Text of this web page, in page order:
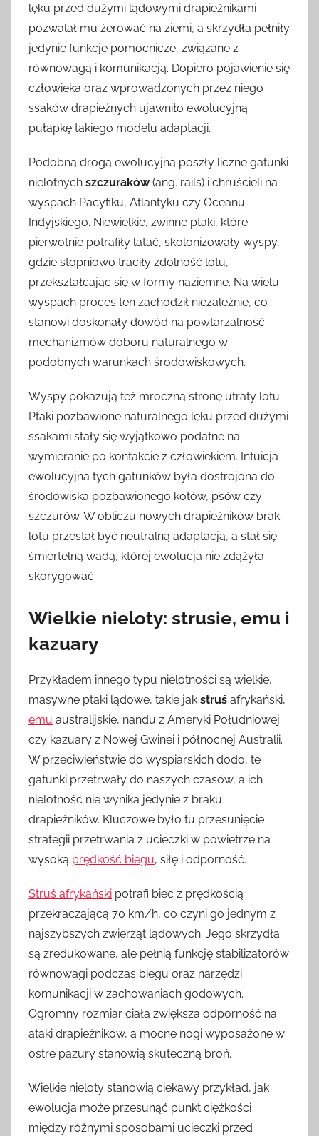
lęku przed dużymi lądowymi drapieżnikami
pozwalał mu żerować na ziemi, a skrzydła pełniły
jedynie funkcje pomocnicze, związane z
równowagą i komunikacją. Dopiero pojawienie się
człowieka oraz wprowadzonych przez niego
ssaków drapieżnych ujawniło ewolucyjną
pułapkę takiego modelu adaptacji.
Podobną drogą ewolucyjną poszły liczne gatunki
nielotnych szczuraków(ang. rails) i chruścieli na
wyspach Pacyfiku, Atlantyku czy Oceanu
Indyjskiego. Niewielkie, zwinne ptaki, które
pierwotnie potrafiły latać, skolonizowały wyspy,
gdzie stopniowo traciły zdolność lotu,
przekształcając się w formy naziemne. Na wielu
wyspach proces ten zachodził niezależnie, co
stanowi doskonały dowód na powtarzalność
mechanizmów doboru naturalnego w
podobnych warunkach środowiskowych.
Wyspy pokazują też mroczną stronę utraty lotu.
Ptaki pozbawione naturalnego lęku przed dużymi
ssakami stały się wyjątkowo podatne na
wymieranie po kontakcie z człowiekiem. Intuicja
ewolucyjna tych gatunków była dostrojona do
środowiska pozbawionego kotów, psów czy
szczurów. W obliczu nowych drapieżników brak
lotu przestał być neutralną adaptacją, a stał się
śmiertelną wadą, której ewolucja nie zdążyła
skorygować.
Wielkie nieloty: strusie, emu i
kazuary
Przykładem innego typu nielotności są wielkie,
masywne ptaki lądowe, takie jak struś afrykański,
emu australijskie, nandu z Ameryki Południowej
czy kazuary z Nowej Gwinei i północnej Australii.
W przeciwieństwie do wyspiarskich dodo, te
gatunki przetrwały do naszych czasów, a ich
nielotność nie wynika jedynie z braku
drapieżników. Kluczowe było tu przesunięcie
strategii przetrwania z ucieczki w powietrze na
wysoką prędkość biegu, siłę i odporność.
Struś afrykański potrafi biec z prędkością
przekraczającą 70 km/h, co czyni go jednym z
najszybszych zwierząt lądowych. Jego skrzydła
są zredukowane, ale pełnią funkcję stabilizatorów
równowagi podczas biegu oraz narzędzi
komunikacji w zachowaniach godowych.
Ogromny rozmiar ciała zwiększa odporność na
ataki drapieżników, a mocne nogi wyposażone w
ostre pazury stanowią skuteczną broń.
Wielkie nieloty stanowią ciekawy przykład, jak
ewolucja może przesunąć punkt ciężkości
między różnymi sposobami ucieczki przed